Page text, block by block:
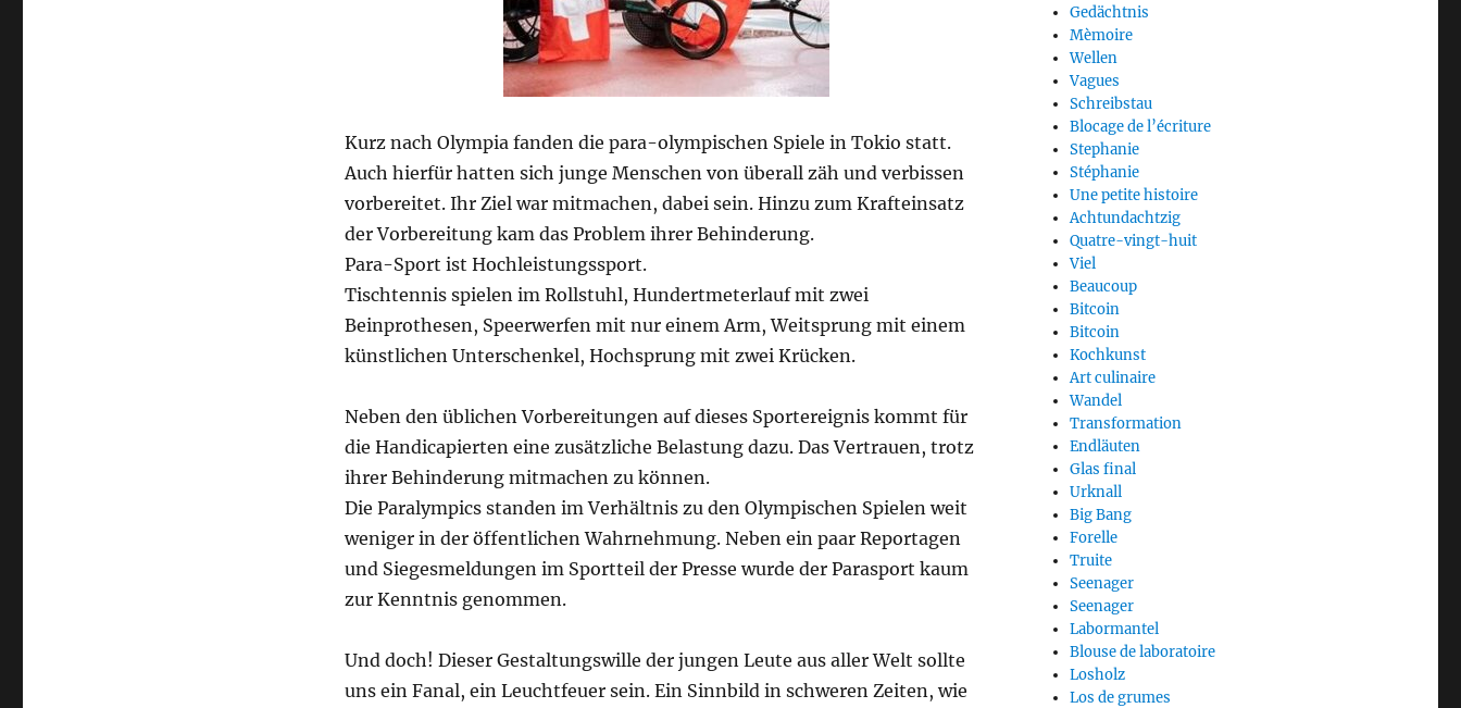
Kurz nach Olympia fanden die para-olympischen Spiele in Tokio statt.
Auch hierfür hatten sich junge Menschen von überall zäh und verbissen
vorbereitet. Ihr Ziel war mitmachen, dabei sein. Hinzu zum Krafteinsatz
der Vorbereitung kam das Problem ihrer Behinderung.
Para-Sport ist Hochleistungssport.
Tischtennis spielen im Rollstuhl, Hundertmeterlauf mit zwei
Beinprothesen, Speerwerfen mit nur einem Arm, Weitsprung mit einem
künstlichen Unterschenkel, Hochsprung mit zwei Krücken.
Neben den üblichen Vorbereitungen auf dieses Sportereignis kommt für
die Handicapierten eine zusätzliche Belastung dazu. Das Vertrauen, trotz
ihrer Behinderung mitmachen zu können.
Die Paralympics standen im Verhältnis zu den Olympischen Spielen weit
weniger in der öffentlichen Wahrnehmung. Neben ein paar Reportagen
und Siegesmeldungen im Sportteil der Presse wurde der Parasport kaum
zur Kenntnis genommen.
Und doch! Dieser Gestaltungswille der jungen Leute aus aller Welt sollte
uns ein Fanal, ein Leuchtfeuer sein. Ein Sinnbild in schweren Zeiten, wie
Gedächtnis
Mèmoire
Wellen
Vagues
Schreibstau
Blocage de l’écriture
Stephanie
Stéphanie
Une petite histoire
Achtundachtzig
Quatre-vingt-huit
Viel
Beaucoup
Bitcoin
Bitcoin
Kochkunst
Art culinaire
Wandel
Transformation
Endläuten
Glas final
Urknall
Big Bang
Forelle
Truite
Seenager
Seenager
Labormantel
Blouse de laboratoire
Losholz
Los de grumes